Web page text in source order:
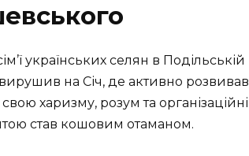
українських селян в Подільській
на Січ, де активно розвивав
свою харизму, розум та організаційні
став кошовим отаманом.